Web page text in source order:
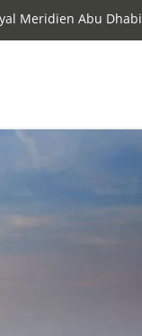
Meridien Abu Dhabi